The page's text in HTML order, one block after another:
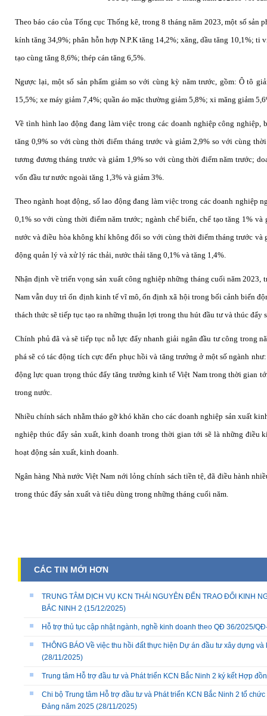
Theo báo cáo của Tổng cục Thống kê, trong 8 tháng năm 2023, một số
kính tăng 34,9%; phân hỗn hợp N.P.K tăng 14,2%; xăng, dầu tăng 10,1%;
tạo cùng tăng 8,6%; thép cán tăng 6,5%.
Ngược lại, một số sản phẩm giảm so với cùng kỳ năm trước, gồm: Ô tô
15,5%; xe máy giảm 7,4%; quần áo mặc thường giảm 5,8%; xi măng giảm
Về tình hình lao động đang làm việc trong các doanh nghiệp công
tăng 0,9% so với cùng thời điểm tháng trước và giảm 2,9% so với cùng
tương đương tháng trước và giảm 1,9% so với cùng thời điểm năm trước;
vốn đầu tư nước ngoài tăng 1,3% và giảm 3%.
Theo ngành hoạt động, số lao động đang làm việc trong các doanh
0,1% so với cùng thời điểm năm trước; ngành chế biến, chế tạo tăng 1%
nước và điều hòa không khí không đổi so với cùng thời điểm tháng trước
động quản lý và xử lý rác thải, nước thải tăng 0,1% và tăng 1,4%.
Nhận định về triển vọng sản xuất công nghiệp những tháng cuối năm
Nam vẫn duy trì ổn định kinh tế vĩ mô, ổn định xã hội trong bối cảnh biến
thách thức sẽ tiếp tục tạo ra những thuận lợi trong thu hút đầu tư và thúc
Chính phủ đã và sẽ tiếp tục nỗ lực đẩy nhanh giải ngân đầu tư công trong
phá sẽ có tác động tích cực đến phục hồi và tăng trưởng ở một số ngành
động lực quan trọng thúc đẩy tăng trưởng kinh tế Việt Nam trong thời gian
trong nước.
Nhiều chính sách nhằm tháo gỡ khó khăn cho các doanh nghiệp sản xuất
nghiệp thúc đẩy sản xuất, kinh doanh trong thời gian tới sẽ là những
hoạt động sản xuất, kinh doanh.
Ngân hàng Nhà nước Việt Nam nới lỏng chính sách tiền tệ, đã điều hành
trong thúc đẩy sản xuất và tiêu dùng trong những tháng cuối năm.
CÁC TIN MỚI HƠN
TRUNG TÂM DỊCH VỤ KCN THÁI NGUYÊN ĐẾN TRAO ĐỔI KINH
BẮC NINH 2 (15/12/2025)
Hỗ trợ thủ tục cập nhật ngành, nghề kinh doanh theo QĐ 36/2025/
THÔNG BÁO Về việc thu hồi đất thực hiện Dự án đầu tư xây dựng
(28/11/2025)
Trung tâm Hỗ trợ đầu tư và Phát triển KCN Bắc Ninh 2 ký kết Hợp
Chi bộ Trung tâm Hỗ trợ đầu tư và Phát triển KCN Bắc Ninh 2 tổ
Đảng năm 2025 (28/11/2025)